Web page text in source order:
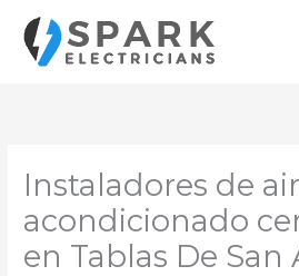
contenido
Instaladores de
acondicionado
en Tablas De San